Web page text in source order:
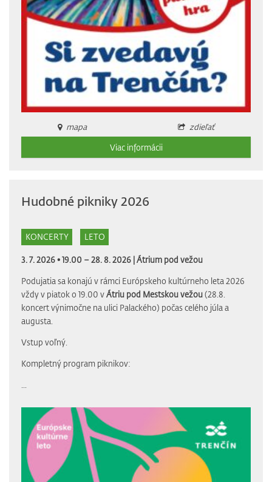
mapa
zdieľať
Viac informácii
Hudobné pikniky 2026
KONCERTY LETO
3. 7. 2026 • 19.00 – 28. 8. 2026 |Átrium pod vežou
Podujatia sa konajú v rámci Európskeho kultúrneho leta 2026
vždy v piatok o 19.00 vÁtriu pod Mestskou vežou(28.8.
koncert výnimočne na ulici Palackého) počas celého júla a
augusta.
Vstup voľný.
Kompletný program piknikov: